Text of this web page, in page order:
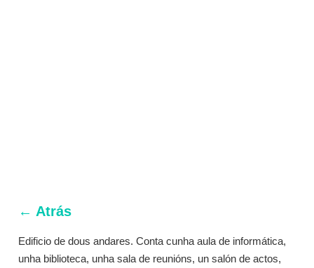
← Atrás
Edificio de dous andares. Conta cunha aula de informática,
unha biblioteca, unha sala de reunións, un salón de actos,